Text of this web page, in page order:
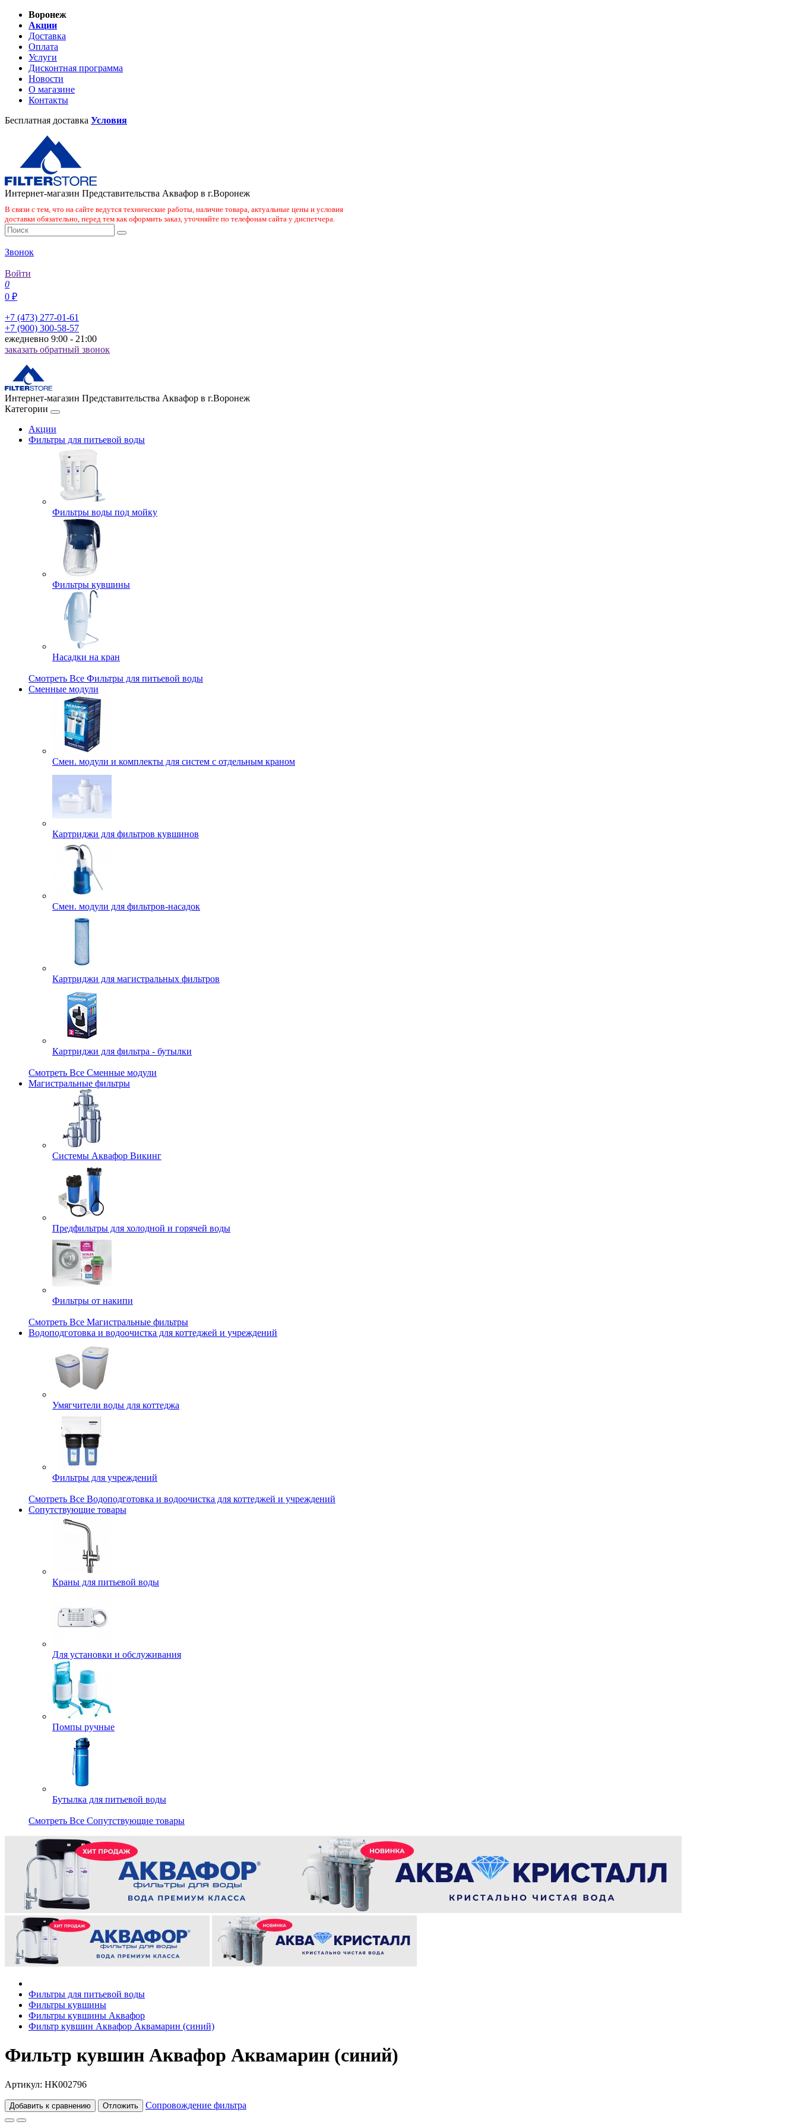
Воронеж
Акции
Доставка
Оплата
Услуги
Дисконтная программа
Новости
О магазине
Контакты
Бесплатная доставка Условия
Интернет-магазин Представительства Аквафор в г.Воронеж
В связи с тем, что на сайте ведутся технические работы, наличие товара, актуальные цены и условия
доставки обязательно, перед тем как оформить заказ, уточняйте по телефонам сайта у диспетчера.
Звонок
Войти
0
0 ₽
+7 (473) 277-01-61
+7 (900) 300-58-57
ежедневно 9:00 - 21:00
заказать обратный звонок
Интернет-магазин Представительства Аквафор в г.Воронеж
Категории
Акции
Фильтры для питьевой воды
Фильтры воды под мойку
Фильтры кувшины
Насадки на кран
Смотреть Все Фильтры для питьевой воды
Сменные модули
Смен. модули и комплекты для систем с отдельным краном
Картриджи для фильтров кувшинов
Смен. модули для фильтров-насадок
Картриджи для магистральных фильтров
Картриджи для фильтра - бутылки
Смотреть Все Сменные модули
Магистральные фильтры
Системы Аквафор Викинг
Предфильтры для холодной и горячей воды
Фильтры от накипи
Смотреть Все Магистральные фильтры
Водоподготовка и водоочистка для коттеджей и учреждений
Умягчители воды для коттеджа
Фильтры для учреждений
Смотреть Все Водоподготовка и водоочистка для коттеджей и учреждений
Сопутствующие товары
Краны для питьевой воды
Для установки и обслуживания
Помпы ручные
Бутылка для питьевой воды
Смотреть Все Сопутствующие товары
Фильтры для питьевой воды
Фильтры кувшины
Фильтры кувшины Аквафор
Фильтр кувшин Аквафор Аквамарин (синий)
Фильтр кувшин Аквафор Аквамарин (синий)
Артикул: НК002796
Добавить к сравнению Отложить Сопровождение фильтра